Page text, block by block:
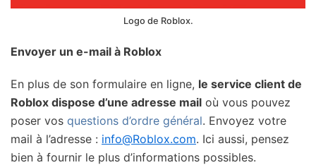
Logo de Roblox.
Envoyer un e-mail à Roblox
En plus de son formulaire en ligne, le service client de
Roblox dispose d’une adresse mail où vous pouvez
poser vos questions d’ordre général. Envoyez votre
mail à l’adresse : info@Roblox.com. Ici aussi, pensez
bien à fournir le plus d’informations possibles.